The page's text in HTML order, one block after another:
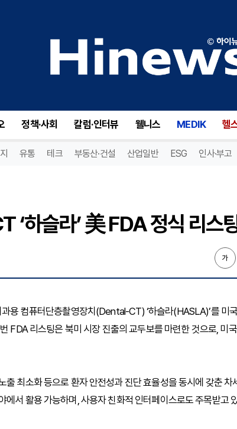
정책·사회 칼럼·인터뷰 웰니스 MEDIK 헬
유통 테크 부동산·건설 산업일반 ESG 인사·부고
하슬라’ 美 FDA 정식 리스
용 컴퓨터단층촬영장치(Dental-CT) ‘하슬라(HASLA)’를 미
FDA 리스팅은 북미 시장 진출의 교두보를 마련한 것으로, 미
출 최소화 등으로 환자 안전성과 진단 효율성을 동시에 갖춘 차
에서 활용 가능하며, 사용자 친화적 인터페이스로도 주목받고